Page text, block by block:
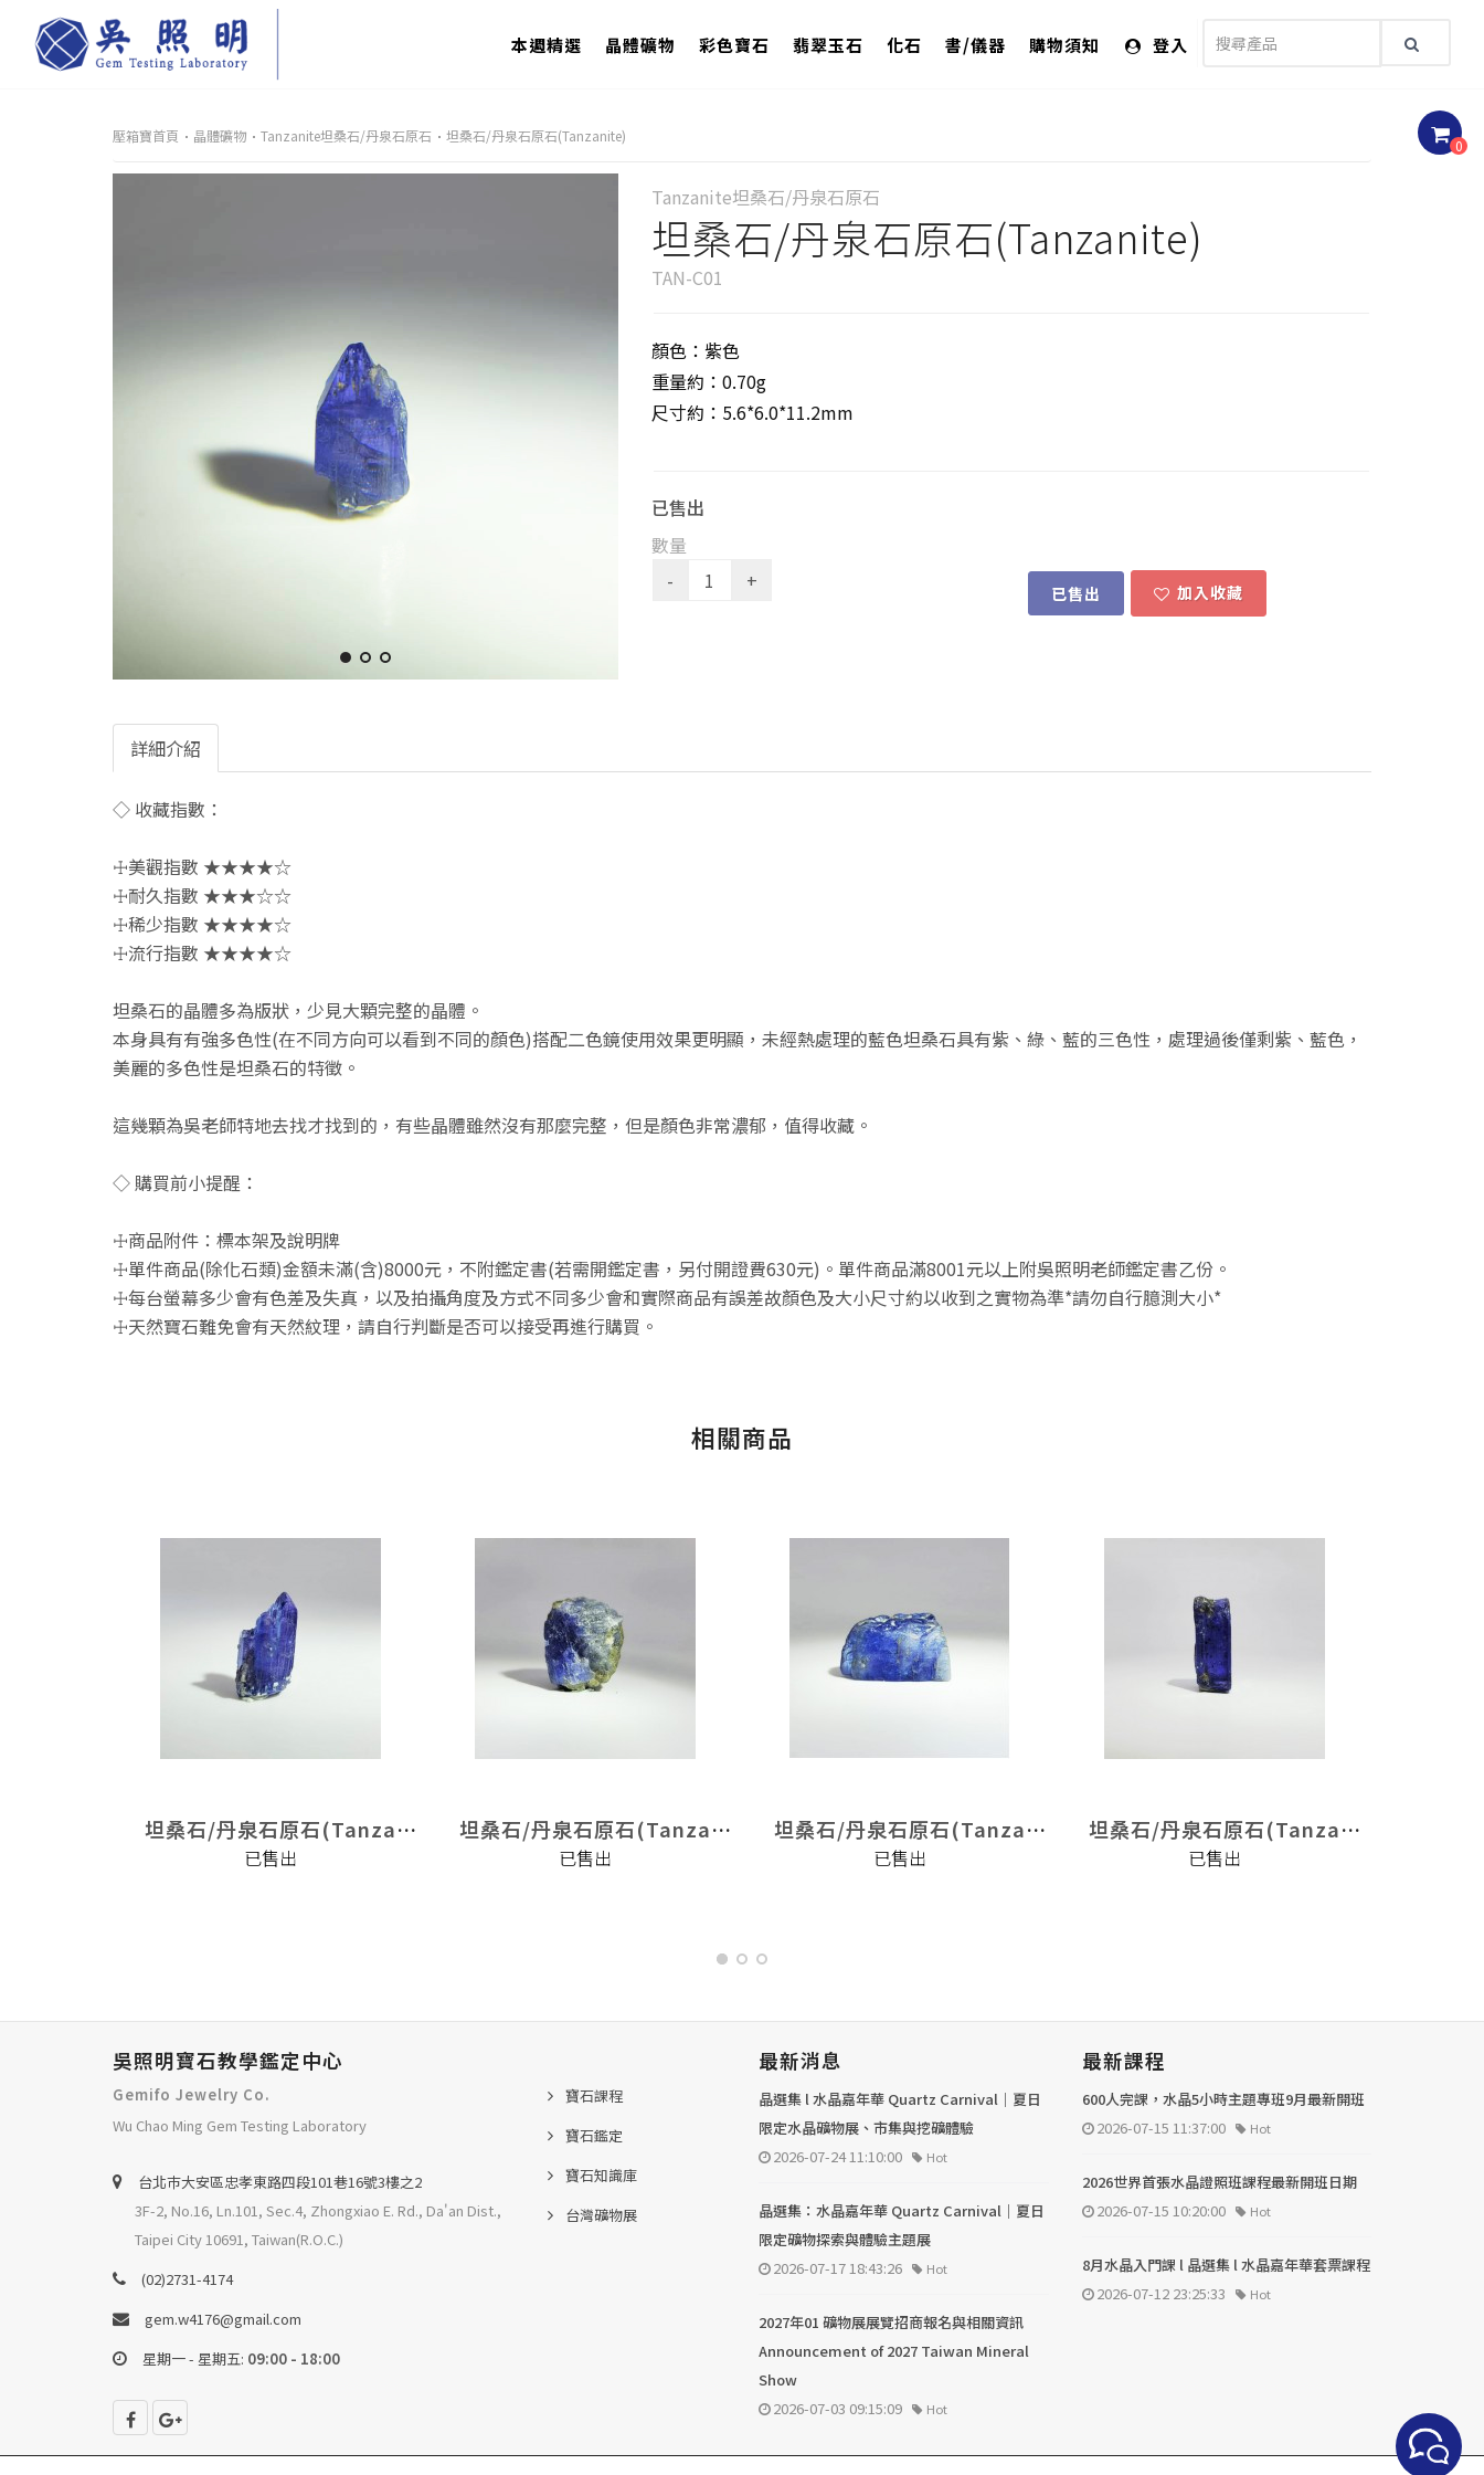
本週精選 晶體礦物 彩色寶石 翡翠玉石 化石 書/儀器 購物須知 登入
0
壓箱寶首頁 晶體礦物 Tanzanite坦桑石/丹泉石原石 坦桑石/丹泉石原石(Tanzanite)
Tanzanite坦桑石/丹泉石原石
坦桑石/丹泉石原石(Tanzanite)
TAN-C01
顏色：紫色
重量約：0.70g
尺寸約：5.6*6.0*11.2mm
已售出
數量
已售出 加入收藏
詳細介紹
◇ 收藏指數：
☩美觀指數 ★★★★☆
☩耐久指數 ★★★☆☆
☩稀少指數 ★★★★☆
☩流行指數 ★★★★☆
坦桑石的晶體多為版狀，少見大顆完整的晶體。
本身具有有強多色性(在不同方向可以看到不同的顏色)搭配二色鏡使用效果更明顯，未經熱處理的藍色坦桑石具有紫、綠、藍的三色性，處理過後僅剩紫、藍色，
美麗的多色性是坦桑石的特徵。
這幾顆為吳老師特地去找才找到的，有些晶體雖然沒有那麼完整，但是顏色非常濃郁，值得收藏。
◇ 購買前小提醒：
☩商品附件：標本架及說明牌
☩單件商品(除化石類)金額未滿(含)8000元，不附鑑定書(若需開鑑定書，另付開證費630元)。單件商品滿8001元以上附吳照明老師鑑定書乙份。
☩每台螢幕多少會有色差及失真，以及拍攝角度及方式不同多少會和實際商品有誤差故顏色及大小尺寸約以收到之實物為準*請勿自行臆測大小*
☩天然寶石難免會有天然紋理，請自行判斷是否可以接受再進行購買。
相關商品
坦桑石/丹泉石原石(Tanzanite)
已售出
坦桑石/丹泉石原石(Tanzanite)
已售出
坦桑石/丹泉石原石(Tanzanite)
已售出
坦桑石/丹泉石原石(Tanzanite)
已售出
吳照明寶石教學鑑定中心
Gemifo Jewelry Co.
Wu Chao Ming Gem Testing Laboratory
台北巿大安區忠孝東路四段101巷16號3樓之2
3F-2, No.16, Ln.101, Sec.4, Zhongxiao E. Rd., Da'an Dist.,
Taipei City 10691, Taiwan(R.O.C.)
(02)2731-4174
gem.w4176@gmail.com
星期一 - 星期五: 09:00 - 18:00
寶石課程
寶石鑑定
寶石知識庫
台灣礦物展
最新消息
晶選集 l 水晶嘉年華 Quartz Carnival｜夏日
限定水晶礦物展、市集與挖礦體驗
2026-07-24 11:10:00
Hot
晶選集：水晶嘉年華 Quartz Carnival｜夏日
限定礦物探索與體驗主題展
2026-07-17 18:43:26
Hot
2027年01 礦物展展覽招商報名與相關資訊
Announcement of 2027 Taiwan Mineral
Show
2026-07-03 09:15:09
Hot
最新課程
600人完課，水晶5小時主題專班9月最新開班
2026-07-15 11:37:00
Hot
2026世界首張水晶證照班課程最新開班日期
2026-07-15 10:20:00
Hot
8月水晶入門課 l 晶選集 l 水晶嘉年華套票課程
2026-07-12 23:25:33
Hot